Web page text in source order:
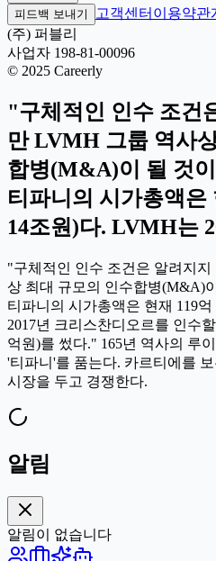
피드백 보내기
고객센터 이용약관
(주) 퍼블리
사업자 198-81-00096
© 2025 Careerly
"구체적인 인수 조건
만 LVMH 그룹 역사
합병(M&A)이 될 것
티파니의 시가총액은
14조원)다. LVMH는
"구체적인 인수 조건은 알려지
상 최대 규모의 인수합병(M&A)
티파니의 시가총액은 현재 119
2017년 크리스찬디오르를 인수
억원)를 썼다." 165년 역사의 루
'티파니'를 품는다. 카르티에를
시장을 두고 경쟁한다.
알림
알림이 없습니다